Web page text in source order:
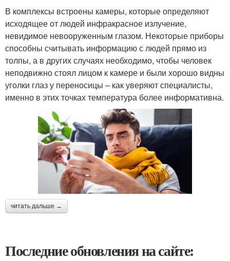
В комплексы встроены камеры, которые определяют
исходящее от людей инфракрасное излучение,
невидимое невооруженным глазом. Некоторые приборы
способны считывать информацию с людей прямо из
толпы, а в других случаях необходимо, чтобы человек
неподвижно стоял лицом к камере и были хорошо видны
уголки глаз у переносицы – как уверяют специалисты,
именно в этих точках температура более информативна.
читать дальше →
Последние обновления на сайте: